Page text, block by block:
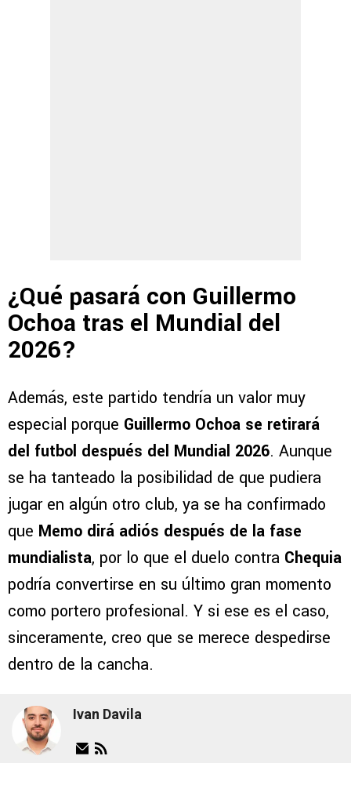
¿Qué pasará con Guillermo
Ochoa tras el Mundial del
2026?
Además, este partido tendría un valor muy
especial porque Guillermo Ochoa se retirará
del futbol después del Mundial 2026. Aunque
se ha tanteado la posibilidad de que pudiera
jugar en algún otro club, ya se ha confirmado
que Memo dirá adiós después de la fase
mundialista, por lo que el duelo contra Chequia
podría convertirse en su último gran momento
como portero profesional. Y si ese es el caso,
sinceramente, creo que se merece despedirse
dentro de la cancha.
Ivan Davila